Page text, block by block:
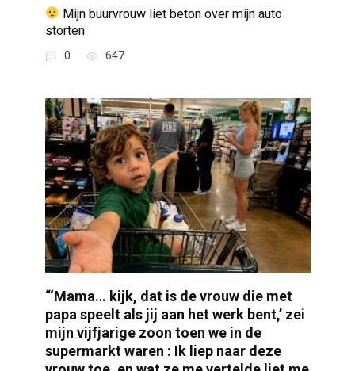
Mijn buurvrouw liet beton over mijn auto
storten
0 647
“‘Mama… kijk, dat is de vrouw die met
papa speelt als jij aan het werk bent,’ zei
mijn vijfjarige zoon toen we in de
supermarkt waren : Ik liep naar deze